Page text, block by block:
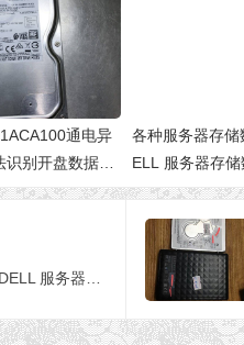
通电异
别开盘数据恢
各种服务器存
ELL 服务器存储